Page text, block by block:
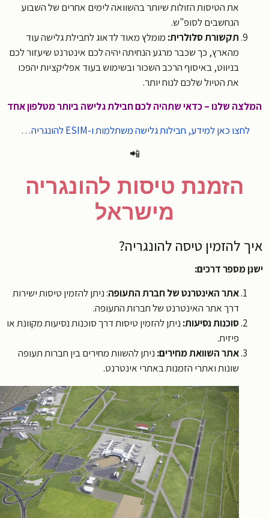
את הטיסות הזולות שיותר בהשוואה לימים אחרים של השבוע
הנחשבים לסופ"ש.
תקשורת סלולרית:מומלץ מאוד לדאוג לחבילת גלישה עוד
מהארץ, כך שכבר מרגע הנחיתה יהיה לכם אינטרנט שיעזור לכם
בניווט, באיסוף הרכב השכור ובשימוש בעוד אפליקציות יהפכו
את הטיול שלכם לנוח יותר.
שלנו – כדאי שתהיה לכם חבילת גלישה ביותר מטלפון אחד
לחצו כאן למידע, חבילות גלישה משתלמות ו-ESIM להונגריה…
הזמנת טיסות להונגריה
מישראל
להזמין טיסה להונגריה?
מספר דרכים:
אתר האינטרנט של חברת התעופה: ניתן להזמין טיסות ישירות
דרך אתר האינטרנט של חברות התעופה.
סוכנות נסיעות:ניתן להזמין טיסות דרך סוכנות נסיעות מקוונת או
פיזית.
אתר השוואת מחירים:ניתן להשוות מחירים בין חברות תעופה
שונות ואתרי הזמנות באתרי אינטרנט.